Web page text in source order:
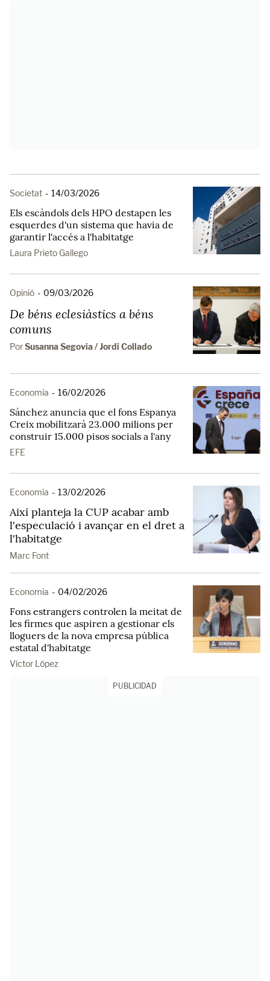
Societat - 14/03/2026
Els escàndols dels HPO destapen les
esquerdes d'un sistema que havia de
garantir l'accés a l'habitatge
Laura Prieto Gallego
Opinió - 09/03/2026
De béns eclesiàstics a béns
comuns
PorSusanna Segovia / Jordi Collado
Economia - 16/02/2026
Sánchez anuncia que el fons Espanya
Creix mobilitzarà 23.000 milions per
construir 15.000 pisos socials a l'any
EFE
Economia - 13/02/2026
Així planteja la CUP acabar amb
l'especulació i avançar en el dret a
l'habitatge
Marc Font
Economia - 04/02/2026
Fons estrangers controlen la meitat de
les firmes que aspiren a gestionar els
lloguers de la nova empresa pública
estatal d'habitatge
Víctor López
PUBLICIDAD